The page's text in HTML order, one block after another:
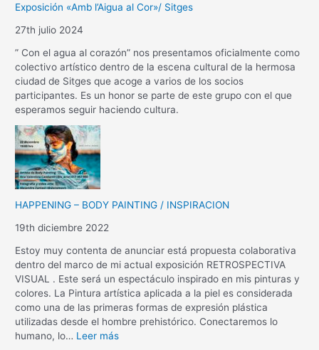
Exposición «Amb l’Aigua al Cor»/ Sitges
27th julio 2024
” Con el agua al corazón” nos presentamos oficialmente como
colectivo artístico dentro de la escena cultural de la hermosa
ciudad de Sitges que acoge a varios de los socios
participantes. Es un honor se parte de este grupo con el que
esperamos seguir haciendo cultura.
HAPPENING – BODY PAINTING / INSPIRACION
19th diciembre 2022
Estoy muy contenta de anunciar está propuesta colaborativa
dentro del marco de mi actual exposición RETROSPECTIVA
VISUAL . Este será un espectáculo inspirado en mis pinturas y
colores. La Pintura artística aplicada a la piel es considerada
como una de las primeras formas de expresión plástica
utilizadas desde el hombre prehistórico. Conectaremos lo
humano, lo… Leer más